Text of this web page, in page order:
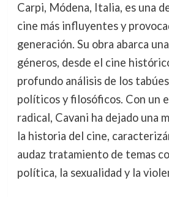
Carpi, Módena, Italia, es una
cine más influyentes y
generación. Su obra abarca
géneros, desde el cine
profundo análisis de los
políticos y filosóficos. Con un
radical, Cavani ha dejado una
la historia del cine,
audaz tratamiento de temas
política, la sexualidad y la